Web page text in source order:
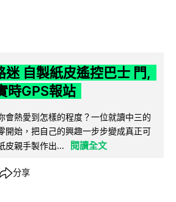
迷 自製紙皮遙控巴士 門,
時GPS報站
會熱愛到怎樣的程度？一位就讀中三的
開始，把自己的興趣一步步變成真正可
皮親手製作出...
閱讀全文
分享